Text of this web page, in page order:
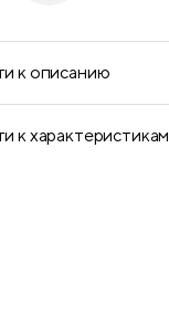
Telegram
к описанию
к характеристикам